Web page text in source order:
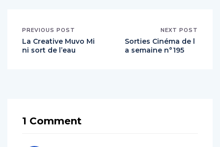
PREVIOUS POST
La Creative Muvo Mi
ni sort de l’eau
NEXT POST
Sorties Cinéma de l
a semaine n°195
1 Comment